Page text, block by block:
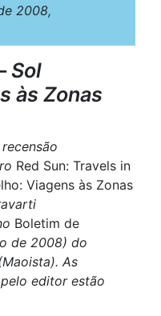
2008,
Sol
às Zonas
Red Sun: Travels in
Viagens às Zonas
Boletim de
de 2008) do
As
editor estão